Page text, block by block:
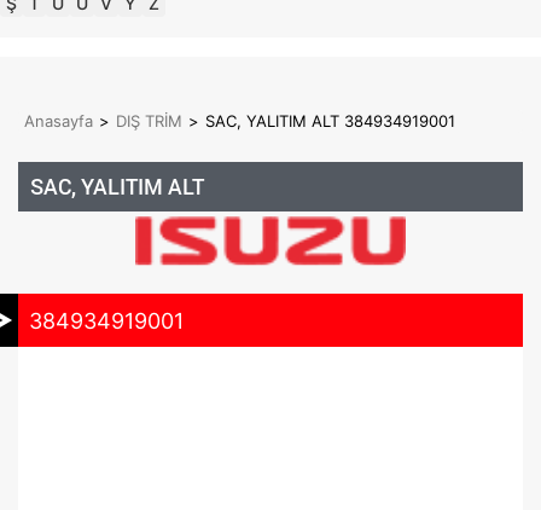
Anasayfa > DIŞ TRİM > SAC, YALITIM ALT 384934919001
SAC, YALITIM ALT
384934919001